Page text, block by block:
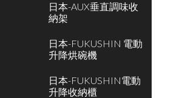
日本-AUX垂直調味收
納架
日本-FUKUSHIN 電動
升降烘碗機
日本-FUKUSHIN電動
升降收納櫃